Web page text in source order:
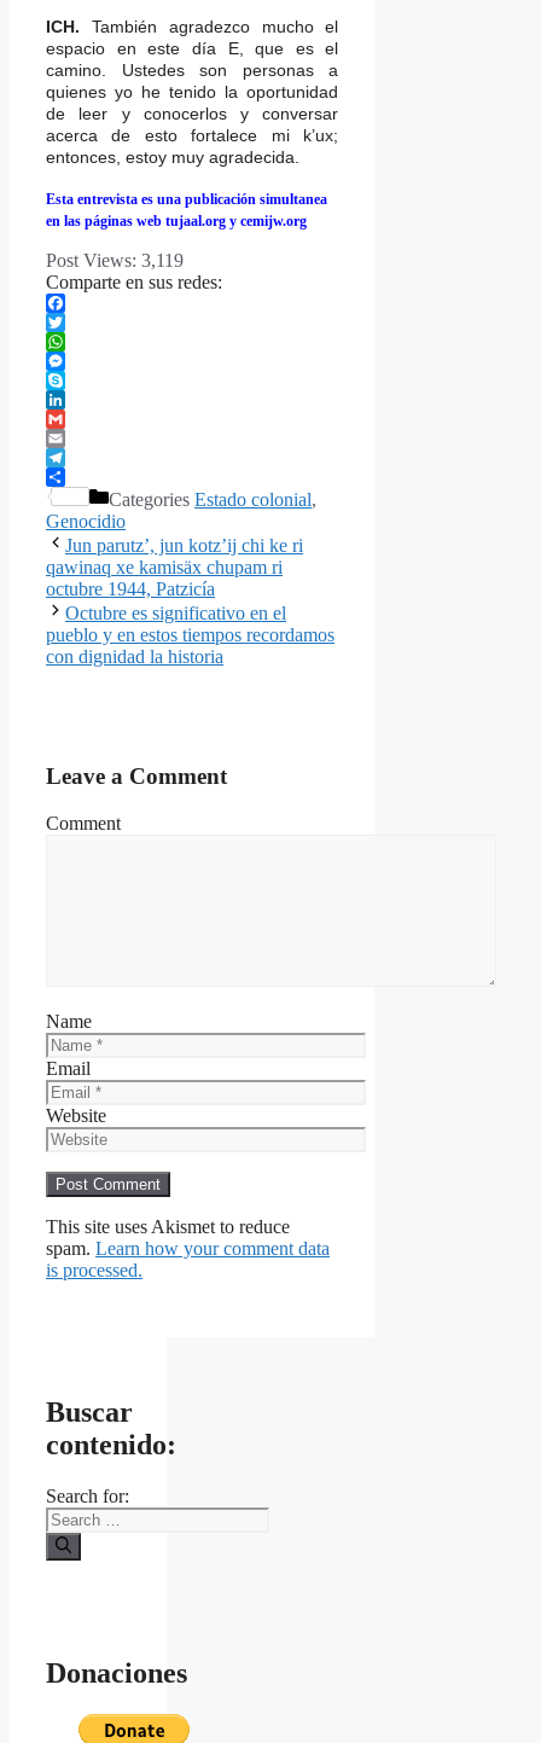
ICH. También agradezco mucho el
espacio en este día E, que es el
camino. Ustedes son personas a
quienes yo he tenido la oportunidad
de leer y conocerlos y conversar
acerca de esto fortalece mi k’ux;
entonces, estoy muy agradecida.
Esta entrevista es una publicación simultanea
en las páginas web tujaal.org y cemijw.org
Post Views: 3,119
Comparte en sus redes:
Facebook
Twitter
WhatsApp
Messenger
Skype
LinkedIn
Gmail
Email
Telegram
ShareCategories Estado colonial,
Genocidio
Jun parutz’, jun kotz’ij chi ke ri
qawinaq xe kamisäx chupam ri
octubre 1944, Patzicía
Octubre es significativo en el
pueblo y en estos tiempos recordamos
con dignidad la historia
Leave a Comment
Comment
Name
Email
Website
This site uses Akismet to reduce
spam. Learn how your comment data
is processed.
Buscar
contenido:
Search for:
Donaciones